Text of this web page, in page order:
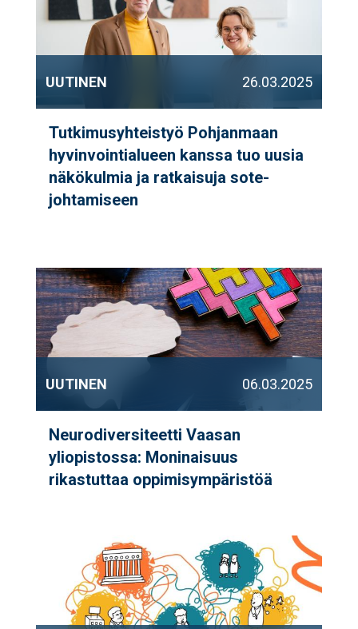
UUTINEN 26.03.2025
Tutkimusyhteistyö Pohjanmaan
hyvinvointialueen kanssa tuo uusia
näkökulmia ja ratkaisuja sote-
johtamiseen
UUTINEN 06.03.2025
Neurodiversiteetti Vaasan
yliopistossa: Moninaisuus
rikastuttaa oppimisympäristöä